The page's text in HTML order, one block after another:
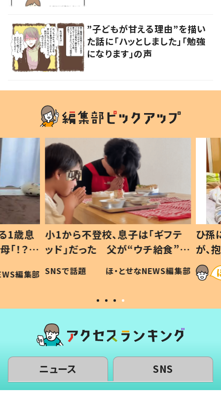
”子どもが甘える理由”を描い
た話に「ハッとしました」「勉強
になります」の声
歳息
？」
編集部
小1から不登校、息子は「ギフテ
ッド」だった 父が“ウチ給食”を
作り続ける理由とは #令和の親
#令和の子
SNSで話題 ほ・とせなNEWS編集部
ひ孫
が、抱
「涙
い」
ニュース SNS